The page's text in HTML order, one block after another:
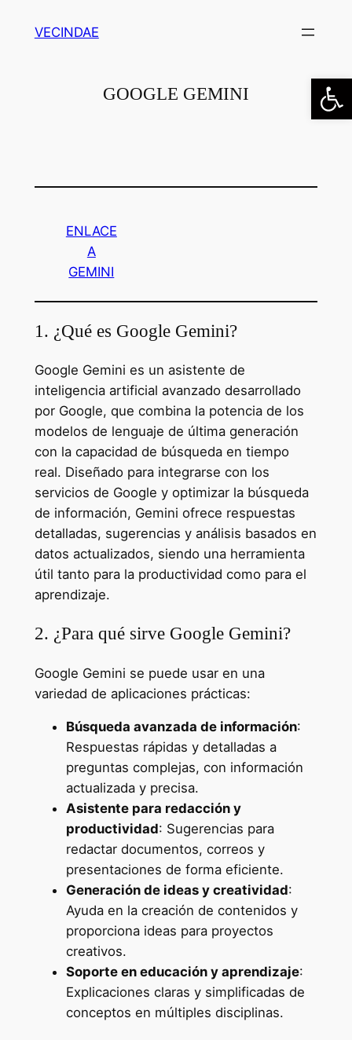
VECINDAE
GOOGLE GEMINI
ENLACE
A
GEMINI
1. ¿Qué es Google Gemini?
Google Gemini es un asistente de
inteligencia artificial avanzado desarrollado
por Google, que combina la potencia de los
modelos de lenguaje de última generación
con la capacidad de búsqueda en tiempo
real. Diseñado para integrarse con los
servicios de Google y optimizar la búsqueda
de información, Gemini ofrece respuestas
detalladas, sugerencias y análisis basados en
datos actualizados, siendo una herramienta
útil tanto para la productividad como para el
aprendizaje.
2. ¿Para qué sirve Google Gemini?
Google Gemini se puede usar en una
variedad de aplicaciones prácticas:
Búsqueda avanzada de información:
Respuestas rápidas y detalladas a
preguntas complejas, con información
actualizada y precisa.
Asistente para redacción y
productividad: Sugerencias para
redactar documentos, correos y
presentaciones de forma eficiente.
Generación de ideas y creatividad:
Ayuda en la creación de contenidos y
proporciona ideas para proyectos
creativos.
Soporte en educación y aprendizaje:
Explicaciones claras y simplificadas de
conceptos en múltiples disciplinas.
Abrir